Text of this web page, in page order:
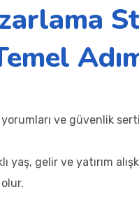
ve güvenlik
yaş, gelir ve yatırım